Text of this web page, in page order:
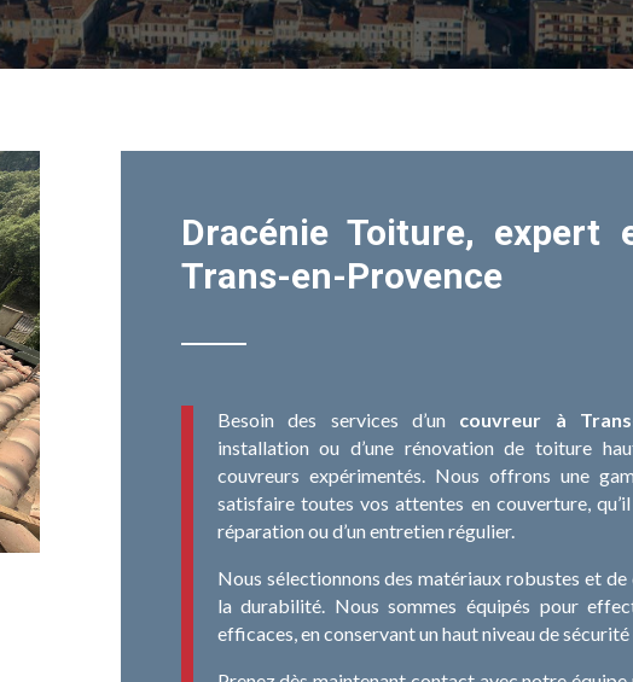
Dracénie Toiture, expert
Trans-en-Provence
Besoin des services d’un couvreur à
installation ou d’une rénovation de toiture
couvreurs expérimentés. Nous offrons une
satisfaire toutes vos attentes en couverture, qu’il
réparation ou d’un entretien régulier.
Nous sélectionnons des matériaux robustes et
la durabilité. Nous sommes équipés pour
efficaces, en conservant un haut niveau de